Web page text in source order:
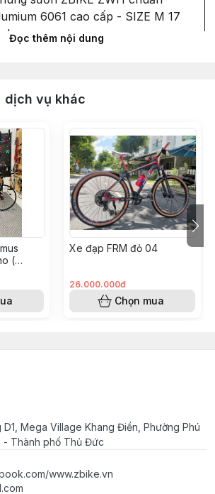
6061 cao cấp - SIZE M 17
vàng
group SHIMANO DEORE M6100
(full bộ 6 món) Made in Japan
Zrace 36T (thay thế đĩa zin để
tốc độ đường bằng)
líp Shimano MS (Micro Spline)
đùm HASSNS PRO
MZYRH hợp kim nhôm 7075
thắng SHIMANO SM-RT26 chính
- 160mm
Vành KOOZER TR25 chính
- 32H - Bánh 27.5 inch
Đọc thêm nội dung
dịch vụ khác
(
Xe đạp FRM đỏ 04
26.000.000đ
Chọn mua
Mega Village Khang Điền, Phường Phú
- Thành phố Thủ Đức
www.zbike.vn